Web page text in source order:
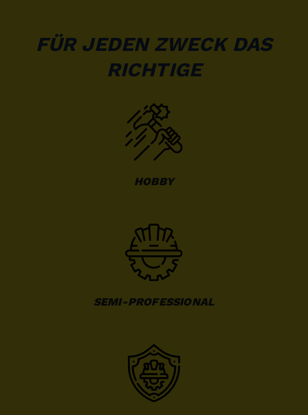
FÜR JEDEN ZWECK DAS
RICHTIGE
HOBBY
SEMI-PROFESSIONAL